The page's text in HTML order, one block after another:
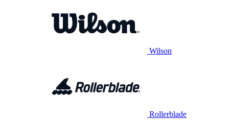
Wilson
Rollerblade